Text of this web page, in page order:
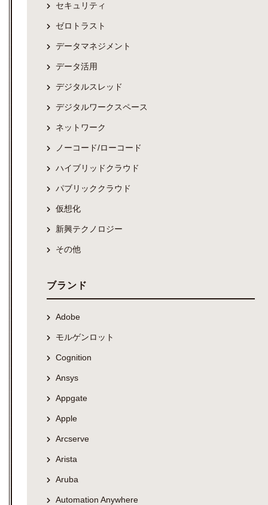
セキュリティ
ゼロトラスト
データマネジメント
データ活用
デジタルスレッド
デジタルワークスペース
ネットワーク
ノーコード/ローコード
ハイブリッドクラウド
パブリッククラウド
仮想化
新興テクノロジー
その他
ブランド
Adobe
モルゲンロット
Cognition
Ansys
Appgate
Apple
Arcserve
Arista
Aruba
Automation Anywhere